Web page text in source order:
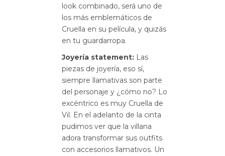
look combinado, será uno de
los más emblemáticos de
Cruella en su película, y quizás
en tu guardarropa.
Joyería statement: Las
piezas de joyería, eso sí,
siempre llamativas son parte
del personaje y ¿cómo no? Lo
excéntrico es muy Cruella de
Vil. En el adelanto de la cinta
pudimos ver que la villana
adora transformar sus outfits
con accesorios llamativos. Un